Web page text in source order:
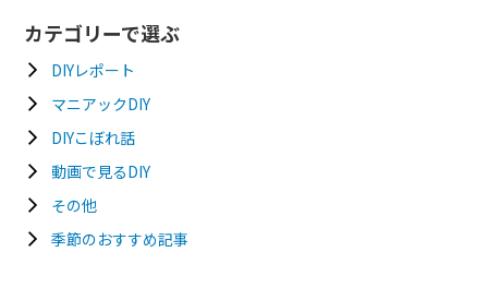
カテゴリーで選ぶ
DIYレポート
マニアックDIY
DIYこぼれ話
動画で見るDIY
その他
季節のおすすめ記事